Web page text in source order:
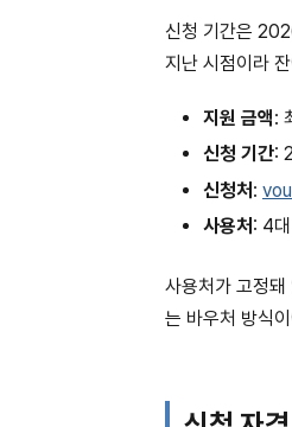
신청 기간은
지난 시점이라
지원 금액:
신청 기간:
신청처 :
사용처 : 4
사용처가 고정
는 바우처 방식